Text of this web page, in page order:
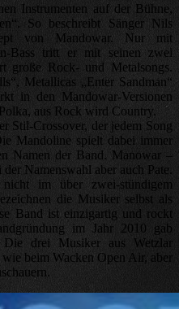
Instrumenten auf der Bühne,
So beschreibt Sänger Nils
von Mandowar. Nur mit
Bass tritt er mit seinen zwei
große Rock- und Metalsongs.
Metallicas „Enter Sandman“
in den Mandowar-Versionen
aus Rock wird Country.
Stil-Crossover, der jedem Song
Mandoline spielt dabei immer
Namen der Band. Manowar –
Namenswahl aber auch Pate.
im über zwei-stündigem
die Musiker selbst als
Band ist einzigartig und rockt
im Jahr 2010 gab
drei Musiker aus Wetzlar
beim Wacken Open Air, aber